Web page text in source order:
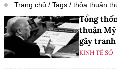
Trang chủ Tags thỏa thuận
Tổng
thuận
gây
KINH TẾ SỐ